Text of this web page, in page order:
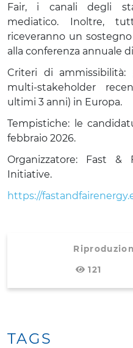
Fair, i canali degli
mediatico. Inoltre,
riceveranno un
alla conferenza annuale
Criteri di
multi-stakeholder
ultimi 3 anni) in Europa.
Tempistiche: le
febbraio 2026.
Organizzatore: Fast &
Initiative.
https://
121
TAGS